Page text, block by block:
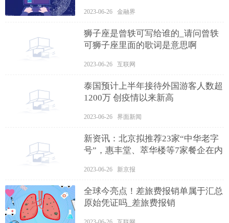
2023-06-26 金融界
狮子座是曾轶可写给谁的_请问曾轶
可狮子座里面的歌词是意思啊
2023-06-26 互联网
泰国预计上半年接待外国游客人数超
1200万 创疫情以来新高
2023-06-26 界面新闻
新资讯：北京拟推荐23家“中华老字
号”，惠丰堂、萃华楼等7家餐企在内
2023-06-26 新京报
全球今亮点！差旅费报销单属于汇总
原始凭证吗_差旅费报销